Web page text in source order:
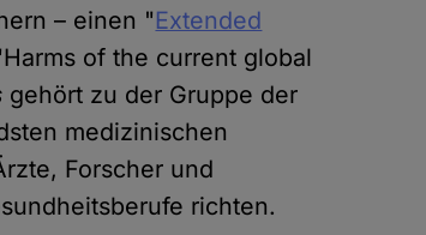
– einen "Extended
of the current global
gehört zu der Gruppe der
medizinischen
Forscher und
richten.